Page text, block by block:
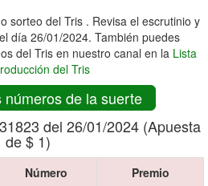
sorteo del Tris . Revisa el escrutinio y
día 26/01/2024. También puedes
del Tris en nuestro canal en la Lista
del Tris
números de la suerte
del 26/01/2024 (Apuesta
de $ 1)
Número
Premio